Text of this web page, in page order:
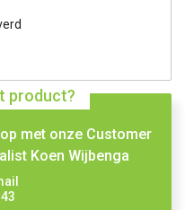
product?
met onze Customer
Koen Wijbenga